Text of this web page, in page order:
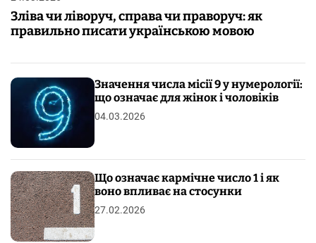
Зліва чи ліворуч, справа чи праворуч: як
правильно писати українською мовою
Значення числа місії 9 у нумерології:
що означає для жінок і чоловіків
04.03.2026
Що означає кармічне число 1 і як
воно впливає на стосунки
27.02.2026